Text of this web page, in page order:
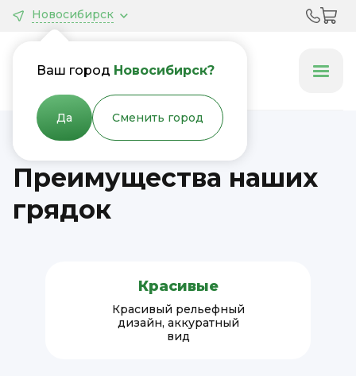
Новосибирск
Ваш город Новосибирск?
Да Сменить город
Грядки & Клумбы
Преимущества наших
грядок
Красивые
Красивый рельефный
дизайн, аккуратный
вид